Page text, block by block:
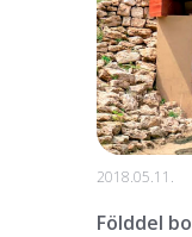
2018.05.11.
Földdel